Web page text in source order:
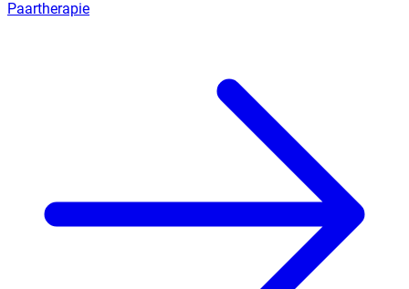
Paartherapie